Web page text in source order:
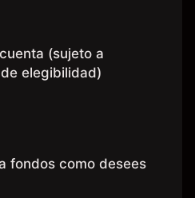
(sujeto a
elegibilidad)
fondos como desees